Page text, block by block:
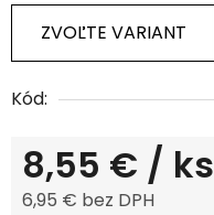
ZVOĽTE VARIANT
Kód:
8,55 € / ks
6,95 € bez DPH